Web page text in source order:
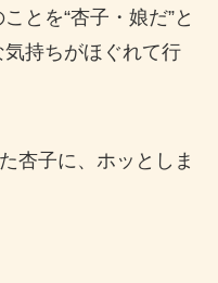
とを“杏子・娘だ”と
持ちがほぐれて行
杏子に、ホッとしま